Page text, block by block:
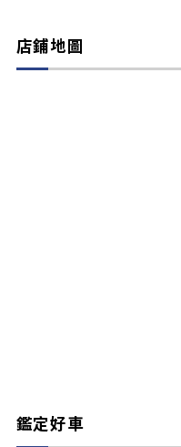
店鋪地圖
鑑定好車